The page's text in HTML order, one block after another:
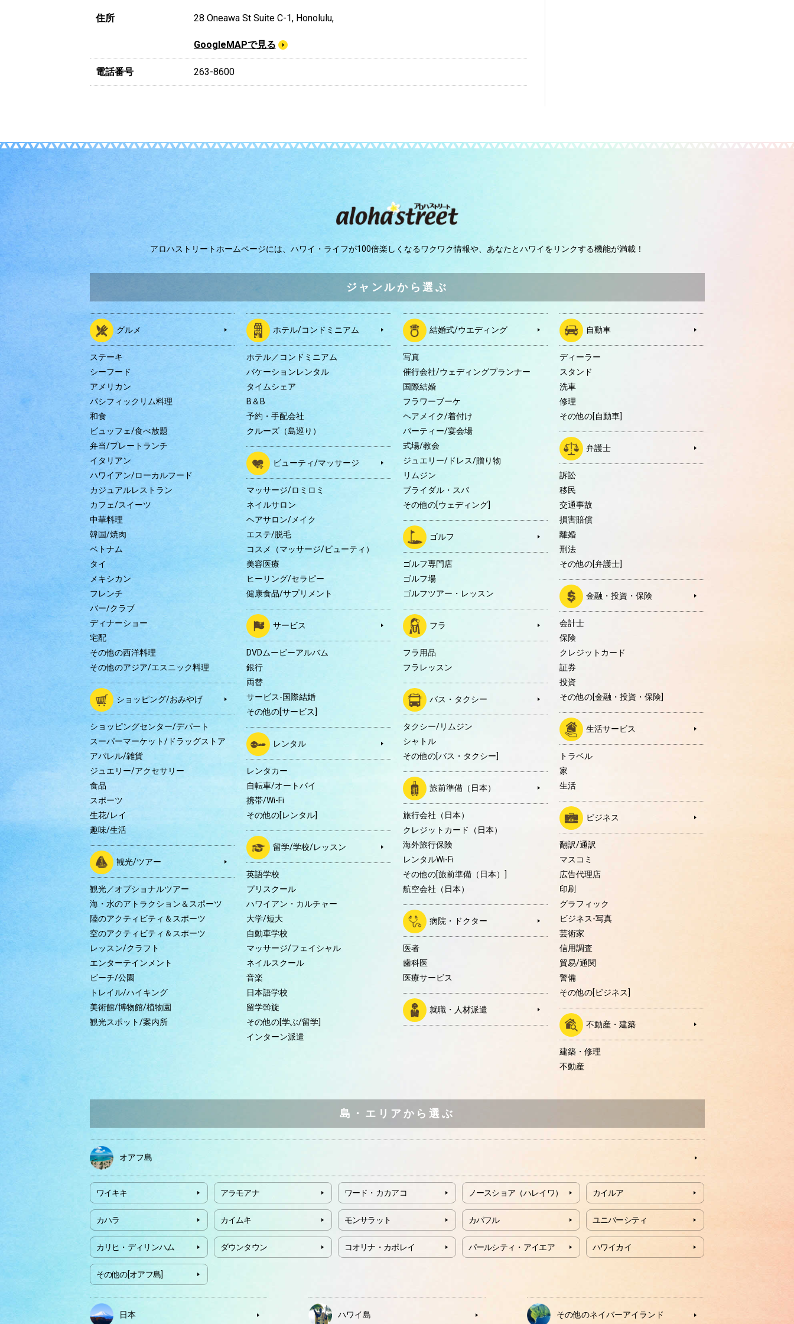
住所 28 Oneawa St Suite C-1, Honolulu,
GoogleMAPで見る
電話番号 263-8600
アロハストリートホームページには、 ハワイ・ライフが100倍楽しくなるワクワク情報や、 あなたとハワイをリンクする機能が満載！
ジャンルから選ぶ
グルメ
ステーキ
シーフード
アメリカン
パシフィックリム料理
和食
ビュッフェ/食べ放題
弁当/プレートランチ
イタリアン
ハワイアン/ローカルフード
カジュアルレストラン
カフェ/スイーツ
中華料理
韓国/焼肉
ベトナム
タイ
メキシカン
フレンチ
バー/クラブ
ディナーショー
宅配
その他の西洋料理
その他のアジア/エスニック料理
ショッピング/おみやげ
ショッピングセンター/デパート
スーパーマーケット/ドラッグストア
アパレル/雑貨
ジュエリー/アクセサリー
食品
スポーツ
生花/レイ
趣味/生活
観光/ツアー
観光／オプショナルツアー
海・水のアトラクション＆スポーツ
陸のアクティビティ＆スポーツ
空のアクティビティ＆スポーツ
レッスン/クラフト
エンターテインメント
ビーチ/公園
トレイル/ハイキング
美術館/博物館/植物園
観光スポット/案内所
ホテル/コンドミニアム
ホテル／コンドミニアム
バケーションレンタル
タイムシェア
B＆B
予約・手配会社
クルーズ（島巡り）
ビューティ/マッサージ
マッサージ/ロミロミ
ネイルサロン
ヘアサロン/メイク
エステ/脱毛
コスメ（マッサージ/ビューティ）
美容医療
ヒーリング/セラピー
健康食品/サプリメント
サービス
DVDムービーアルバム
銀行
両替
サービス-国際結婚
その他の[サービス]
レンタル
レンタカー
自転車/オートバイ
携帯/Wi-Fi
その他の[レンタル]
留学/学校/レッスン
英語学校
プリスクール
ハワイアン・カルチャー
大学/短大
自動車学校
マッサージ/フェイシャル
ネイルスクール
音楽
日本語学校
留学斡旋
その他の[学ぶ/留学]
インターン派遣
結婚式/ウエディング
写真
催行会社/ウェディングプランナー
国際結婚
フラワーブーケ
ヘアメイク/着付け
パーティー/宴会場
式場/教会
ジュエリー/ドレス/贈り物
リムジン
ブライダル・スパ
その他の[ウェディング]
ゴルフ
ゴルフ専門店
ゴルフ場
ゴルフツアー・レッスン
フラ
フラ用品
フラレッスン
バス・タクシー
タクシー/リムジン
シャトル
その他の[バス・タクシー]
旅前準備（日本）
旅行会社（日本）
クレジットカード（日本）
海外旅行保険
レンタルWi-Fi
その他の[旅前準備（日本）]
航空会社（日本）
病院・ドクター
医者
歯科医
医療サービス
就職・人材派遣
自動車
ディーラー
スタンド
洗車
修理
その他の[自動車]
弁護士
訴訟
移民
交通事故
損害賠償
離婚
刑法
その他の[弁護士]
金融・投資・保険
会計士
保険
クレジットカード
証券
投資
その他の[金融・投資・保険]
生活サービス
トラベル
家
生活
ビジネス
翻訳/通訳
マスコミ
広告代理店
印刷
グラフィック
ビジネス-写真
芸術家
信用調査
貿易/通関
警備
その他の[ビジネス]
不動産・建築
建築・修理
不動産
島・エリアから選ぶ
オアフ島
ワイキキ アラモアナ ワード・カカアコ ノースショア（ハレイワ） カイルア
カハラ カイムキ モンサラット カパフル ユニバーシティ
カリヒ・ディリンハム ダウンタウン コオリナ・カポレイ パールシティ・アイエア ハワイカイ
その他の[オアフ島]
日本 ハワイ島 その他のネイバーアイランド